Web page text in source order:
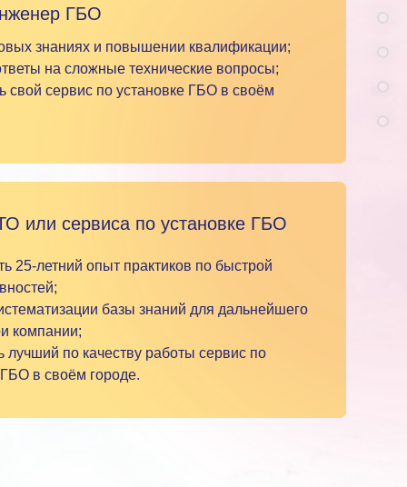
ГБО
знаниях и повышении квалификации;
на сложные технические вопросы;
свой сервис по установке ГБО в своём
или сервиса по установке ГБО
25-летний опыт практиков по быстрой
базы знаний для дальнейшего
компании;
лучший по качеству работы сервис по
в своём городе.